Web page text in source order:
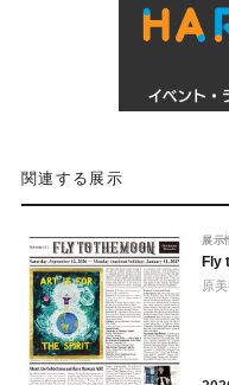
関連する展示
展示
Fly
原